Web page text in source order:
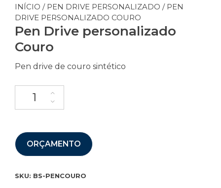
INÍCIO / PEN DRIVE PERSONALIZADO / PEN
DRIVE PERSONALIZADO COURO
Pen Drive personalizado
Couro
Pen drive de couro sintético
ORÇAMENTO
SKU: BS-PENCOURO